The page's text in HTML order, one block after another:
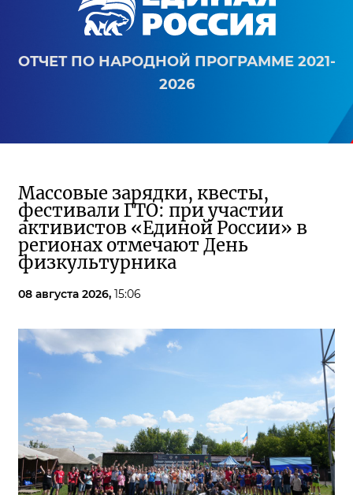
ОТЧЕТ ПО НАРОДНОЙ ПРОГРАММЕ 2021-
2026
Массовые зарядки, квесты,
фестивали ГТО: при участии
активистов «Единой России» в
регионах отмечают День
физкультурника
08 августа 2026, 15:06